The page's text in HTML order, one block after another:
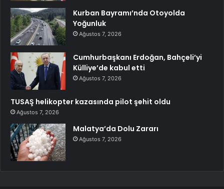
Kurban Bayramı’nda Otoyolda
Yoğunluk
Ağustos 7, 2026
Cumhurbaşkanı Erdoğan, Bahçeli’yi
Külliye’de kabul etti
Ağustos 7, 2026
TUSAŞ helikopter kazasında pilot şehit oldu
Ağustos 7, 2026
Malatya’da Dolu Zararı
Ağustos 7, 2026